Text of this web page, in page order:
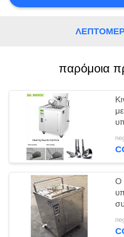
SITEMAP
PRIVACY
POLICY
παρόμοια
Ο